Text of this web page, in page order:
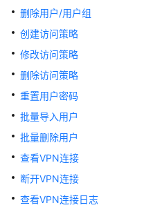
速
入
门
用
户
指
南
点
入
删除用户/用户组
创建访问策略
修改访问策略
删除访问策略
重置用户密码
批量导入用户
批量删除用户
查看VPN连接
断开VPN连接
查看VPN连接日志